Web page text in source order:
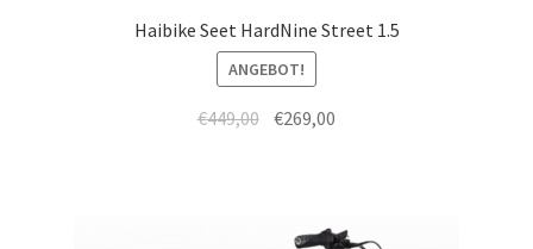
Haibike Seet HardNine Street 1.5
ANGEBOT!
€449,00 €269,00